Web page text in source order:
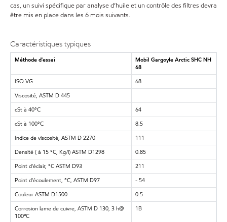
cas, un suivi spécifique par analyse d’huile et un contrôle des filtres devra
être mis en place dans les 6 mois suivants.
Caractéristiques typiques
Méthode d'essai
Mobil Gargoyle Arctic SHC NH
68
ISO VG
68
Viscosité, ASTM D 445
cSt à 40°C
64
cSt à 100°C
8.5
Indice de viscosité, ASTM D 2270
111
Densité ( à 15 °C, Kg/l) ASTM D1298
0.85
Point d'éclair, °C ASTM D93
211
Point d'écoulement, °C, ASTM D97
- 54
Couleur ASTM D1500
0.5
Corrosion lame de cuivre, ASTM D 130, 3 h@
100ºC
1B